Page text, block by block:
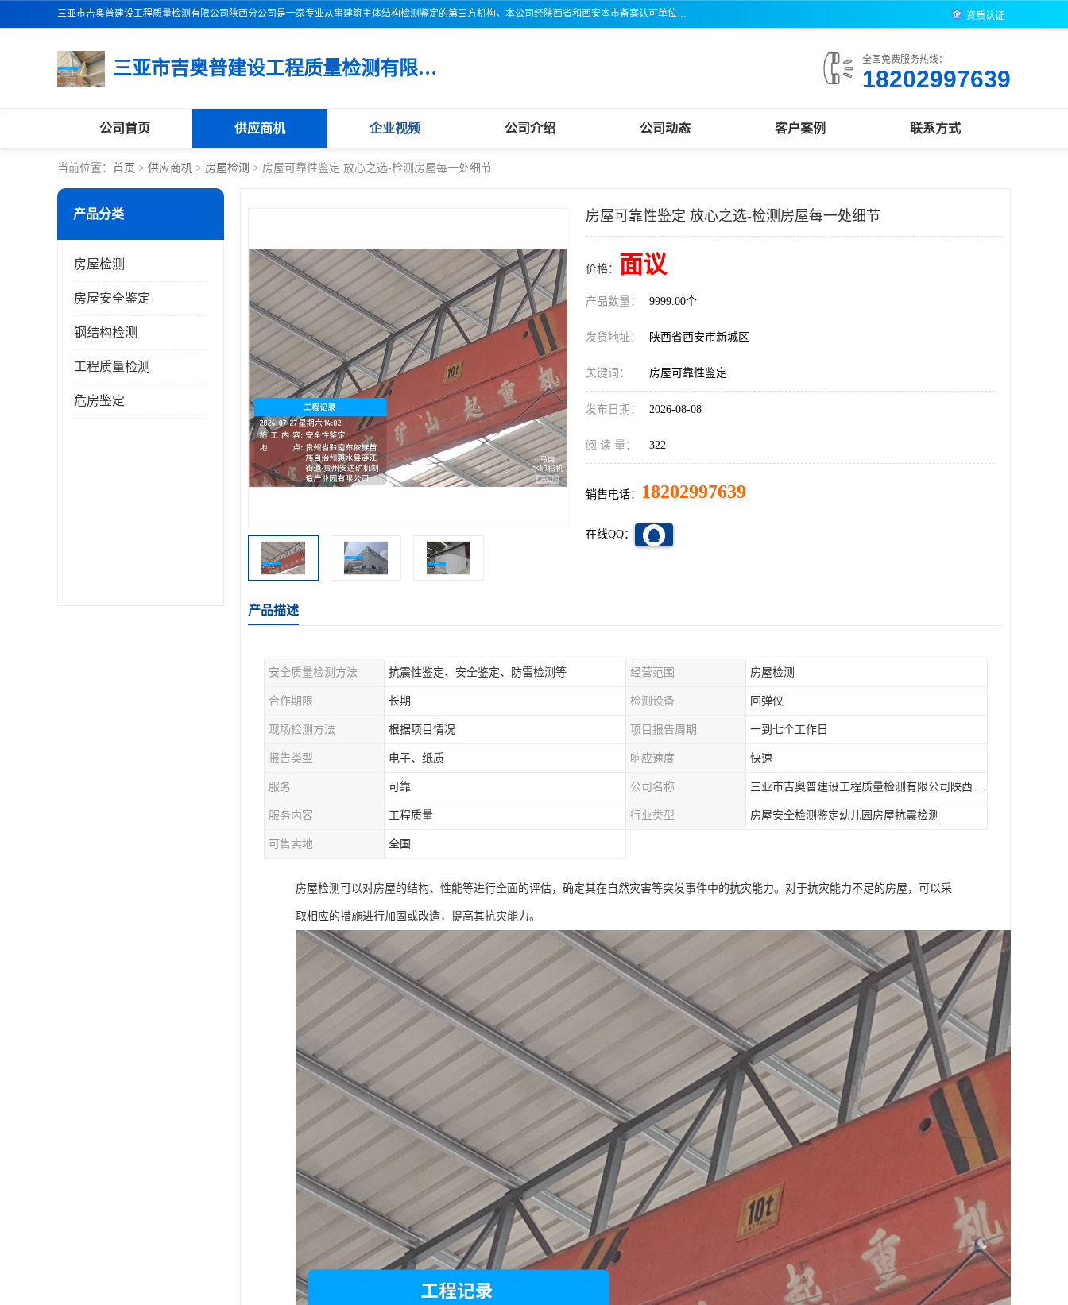
三亚市吉奥普建设工程质量检测有限公司陕西分公司是一家专业从事建筑主体结构检测鉴定的第三方机构，本公司经陕西省和西安本市备案认可单位，公司各项检测仪器设备齐全，检测人员经过严格训练，熟练掌握各项仪器设备的操作及维护工作，检测人员全部取得了资格证书，以保证质量管理体系的有效运行， 保证检测工作的公正性、科学性和准确性，更好地为社会服务。 资质认证
三亚市吉奥普建设工程质量检测有限公司陕西分公司 全国免费服务热线：
18202997639
公司首页 供应商机 企业视频 公司介绍 公司动态 客户案例 联系方式
当前位置： 首页 > 供应商机 > 房屋检测 > 房屋可靠性鉴定 放心之选-检测房屋每一处细节
产品分类
房屋检测
房屋安全鉴定
钢结构检测
工程质量检测
危房鉴定
房屋可靠性鉴定 放心之选-检测房屋每一处细节
价格： 面议
产品数量： 9999.00个
发货地址： 陕西省西安市新城区
关键词： 房屋可靠性鉴定
发布日期： 2026-08-08
阅 读 量： 322
销售电话： 18202997639
在线QQ：
产品描述
安全质量检测方法 抗震性鉴定、安全鉴定、防雷检测等 经营范围 房屋检测
合作期限 长期 检测设备 回弹仪
现场检测方法 根据项目情况 项目报告周期 一到七个工作日
报告类型 电子、纸质 响应速度 快速
服务 可靠 公司名称 三亚市吉奥普建设工程质量检测有限公司陕西分公司
服务内容 工程质量 行业类型 房屋安全检测鉴定幼儿园房屋抗震检测
可售卖地 全国
房屋检测可以对房屋的结构、性能等进行全面的评估，确定其在自然灾害等突发事件中的抗灾能力。对于抗灾能力不足的房屋，可以采
取相应的措施进行加固或改造，提高其抗灾能力。